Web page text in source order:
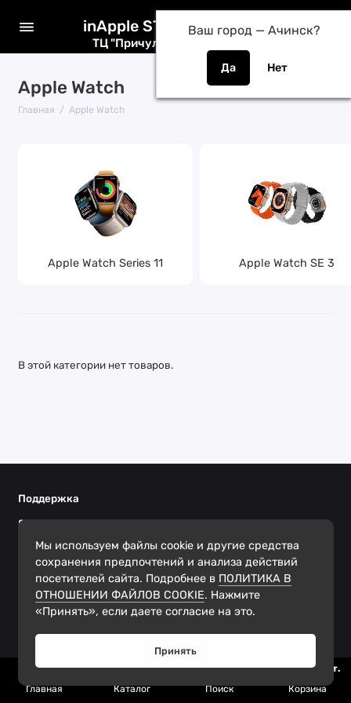
inApple STORE
ТЦ "Причулымье" / ТК "Лента"
Ваш город — Ачинск?
Главная Каталог Поиск Корзина
шт.
Apple Watch
Главная Apple Watch
Apple Watch Series 11 Apple Watch SE 3
В этой категории нет товаров.
Мы используем файлы cookie и другие средства
сохранения предпочтений и анализа действий
посетителей сайта. Подробнее в ПОЛИТИКА В
ОТНОШЕНИИ ФАЙЛОВ COOKIE. Нажмите
«Принять», если даете согласие на это.
Принять
Поддержка
89233202555
Ежедневно с 10.00 до 20.00